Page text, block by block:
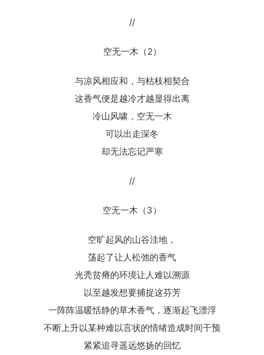
//
空无一木（2）
与凉风相应和，与枯枝相契合
这香气便是越冷才越显得出离
冷山风啸，空无一木
可以出走深冬
却无法忘记严寒
//
空无一木（3）
空旷起风的山谷洼地，
荡起了让人松弛的香气
光秃贫瘠的环境让人难以溯源
以至越发想要捕捉这芬芳
一阵阵温暖恬静的草木香气，逐渐起飞漂浮
不断上升以某种难以言状的情绪造成时间干预
紧紧追寻遥远悠扬的回忆